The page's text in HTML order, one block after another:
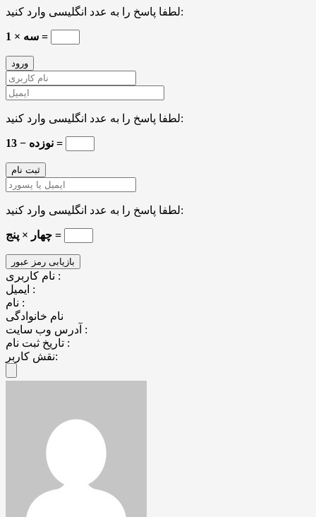
لطفا پاسخ را به عدد انگلیسی وارد کنید:
سه × 1 =
لطفا پاسخ را به عدد انگلیسی وارد کنید:
نوزده − 13 =
لطفا پاسخ را به عدد انگلیسی وارد کنید:
چهار × پنج =
نام کاربری :
ایمیل :
نام :
نام خانوادگی
آدرس وب سایت :
تاریخ ثبت نام :
نقش کاربر: